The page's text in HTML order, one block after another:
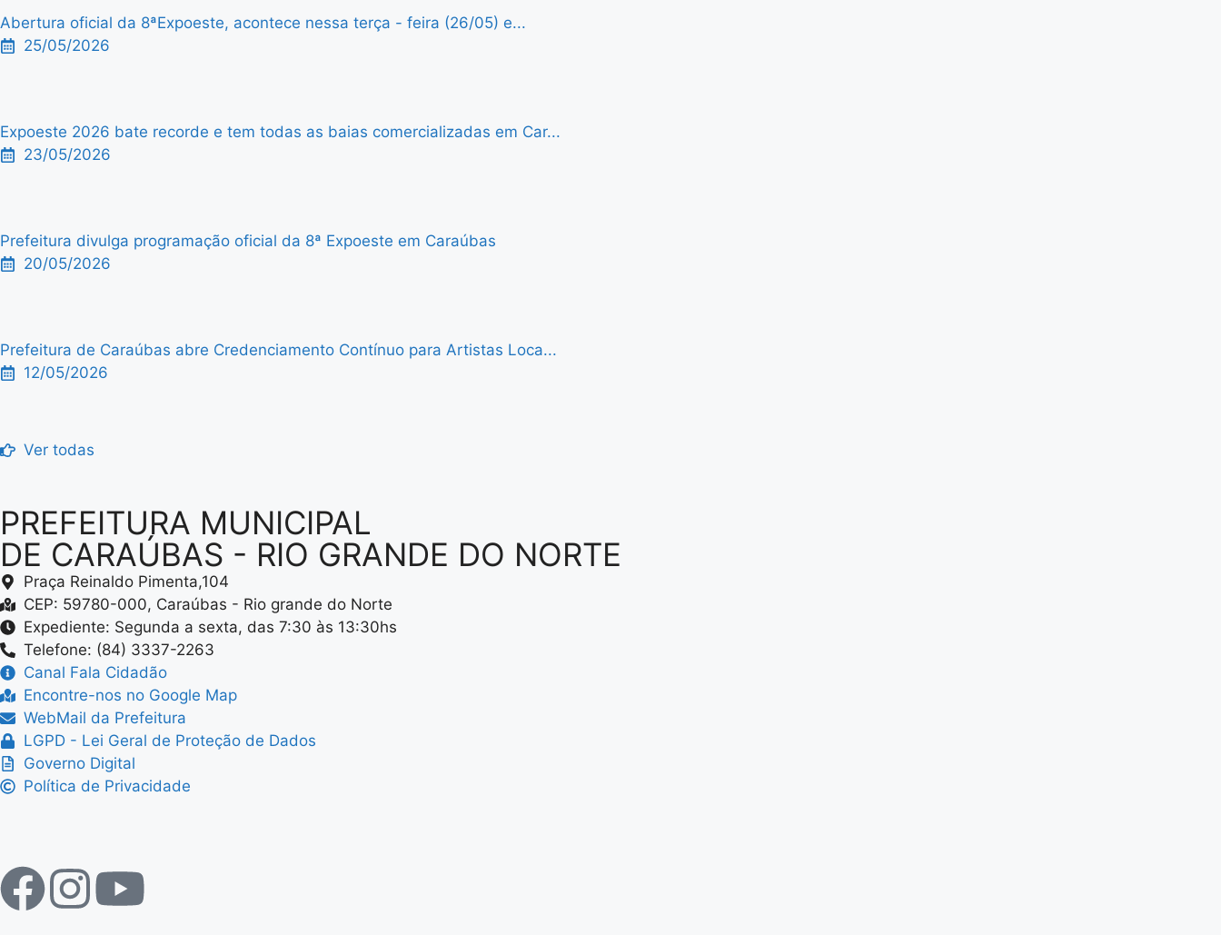
Abertura oficial da 8ªExpoeste, acontece nessa terça - feira (26/05) e...
25/05/2026
Expoeste 2026 bate recorde e tem todas as baias comercializadas em Car...
23/05/2026
Prefeitura divulga programação oficial da 8ª Expoeste em Caraúbas
20/05/2026
Prefeitura de Caraúbas abre Credenciamento Contínuo para Artistas Loca...
12/05/2026
Ver todas
PREFEITURA MUNICIPAL
DE CARAÚBAS - RIO GRANDE DO NORTE
Praça Reinaldo Pimenta,104
CEP: 59780-000, Caraúbas - Rio grande do Norte
Expediente: Segunda a sexta, das 7:30 às 13:30hs
Telefone: (84) 3337-2263
Canal Fala Cidadão
Encontre-nos no Google Map
WebMail da Prefeitura
LGPD - Lei Geral de Proteção de Dados
Governo Digital
Política de Privacidade